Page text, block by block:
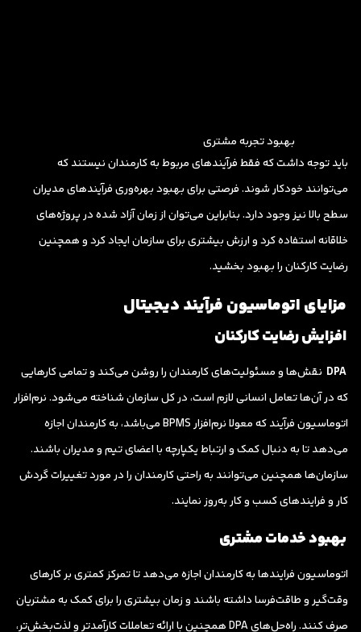
بهبود تجربه مشتری
باید توجه داشت که فقط فرآیندهای مربوط به کارمندان نیستند که
می‌توانند خودکار شوند. فرصتی برای بهبود بهره‌وری فرآیندهای مدیران
سطح بالا نیز وجود دارد. بنابراین می‌توان از زمان آزاد شده در پروژه‌های
خلاقانه استفاده کرد و ارزش بیشتری برای سازمان ایجاد کرد و همچنین
رضایت کارکنان را بهبود بخشید.
مزایای اتوماسیون فرآیند دیجیتال
افزایش رضایت کارکنان
DPA نقش‌ها و مسئولیت‌های کارمندان را روشن می‌کند و تمامی کارهایی
که در آن‌ها تعامل انسانی لازم است، در کل سازمان شناخته می‌شود. نرم‌افزار
اتوماسیون فرآیند که معولا نرم‌افزار BPMS می‌‌باشد، به کارمندان اجازه
می‌دهد تا به دنبال کمک و ارتباط یکپارچه با اعضای تیم و مدیران باشند.
سازمان‌ها همچنین می‌توانند به راحتی کارمندان را در مورد تغییرات گردش
کار و فرایندهای کسب و کار به‌روز نمایند.
بهبود خدمات مشتری
اتوماسیون فرایندها به کارمندان اجازه می‌دهد تا تمرکز کمتری بر کارهای
وقت‌گیر و طاقت‌فرسا داشته باشند و زمان بیشتری را برای کمک به مشتریان
صرف کنند. راه‌حل‌های DPA همچنین با ارائه تعاملات کارآمدتر و لذت‌بخش‌تر،